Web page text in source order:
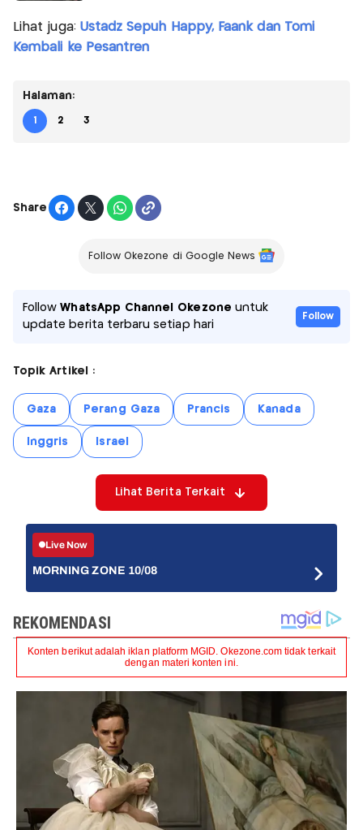
Lihat juga: Ustadz Sepuh Happy, Faank dan Tomi
Kembali ke Pesantren
Halaman:
1 2 3
Share
Follow Okezone di Google News
FollowWhatsApp Channel Okezone untuk
update berita terbaru setiap hari
Follow
Topik Artikel :
Gaza Perang Gaza Prancis Kanada
Inggris Israel
Lihat Berita Terkait
Live Now
MORNING ZONE 10/08